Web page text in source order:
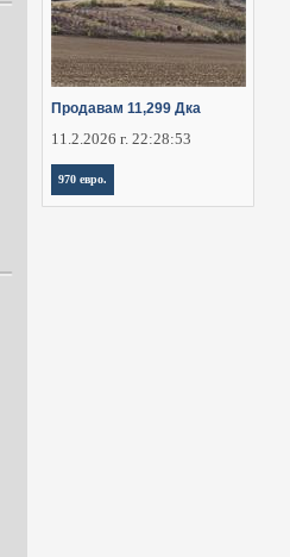
Продавам 11,299 Дка
11.2.2026 г. 22:28:53
970 евро.